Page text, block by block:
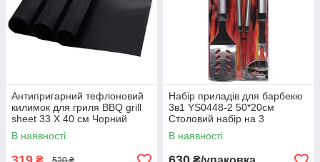
Антипригарний тефлоновий
килимок для гриля BBQ grill
sheet 33 Х 40 см Чорний
В наявності
Набір приладів для барбекю
3в1 YS0448-2 50*20см
Столовий набір на 3
предмети
В наявності